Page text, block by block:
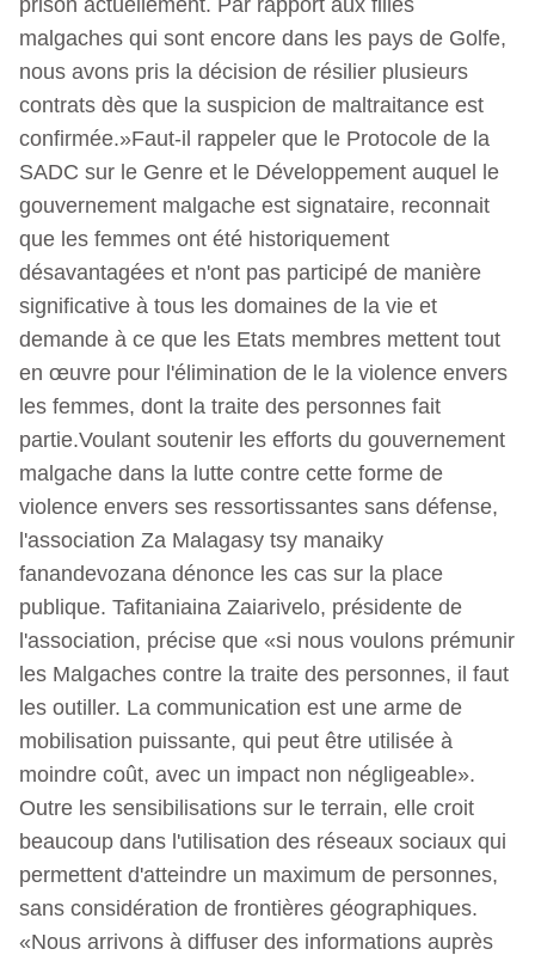
malgaches qui sont encore dans les pays de Golfe,
nous avons pris la décision de résilier plusieurs
contrats dès que la suspicion de maltraitance est
confirmée.»Faut-il rappeler que le Protocole de la
SADC sur le Genre et le Développement auquel le
gouvernement malgache est signataire, reconnait
que les femmes ont été historiquement
désavantagées et n'ont pas participé de manière
significative à tous les domaines de la vie et
demande à ce que les Etats membres mettent tout
en œuvre pour l'élimination de le la violence envers
les femmes, dont la traite des personnes fait
partie.Voulant soutenir les efforts du gouvernement
malgache dans la lutte contre cette forme de
violence envers ses ressortissantes sans défense,
l'association Za Malagasy tsy manaiky
fanandevozana dénonce les cas sur la place
publique. Tafitaniaina Zaiarivelo, présidente de
l'association, précise que «si nous voulons prémunir
les Malgaches contre la traite des personnes, il faut
les outiller. La communication est une arme de
mobilisation puissante, qui peut être utilisée à
moindre coût, avec un impact non négligeable».
Outre les sensibilisations sur le terrain, elle croit
beaucoup dans l'utilisation des réseaux sociaux qui
permettent d'atteindre un maximum de personnes,
sans considération de frontières géographiques.
«Nous arrivons à diffuser des informations auprès